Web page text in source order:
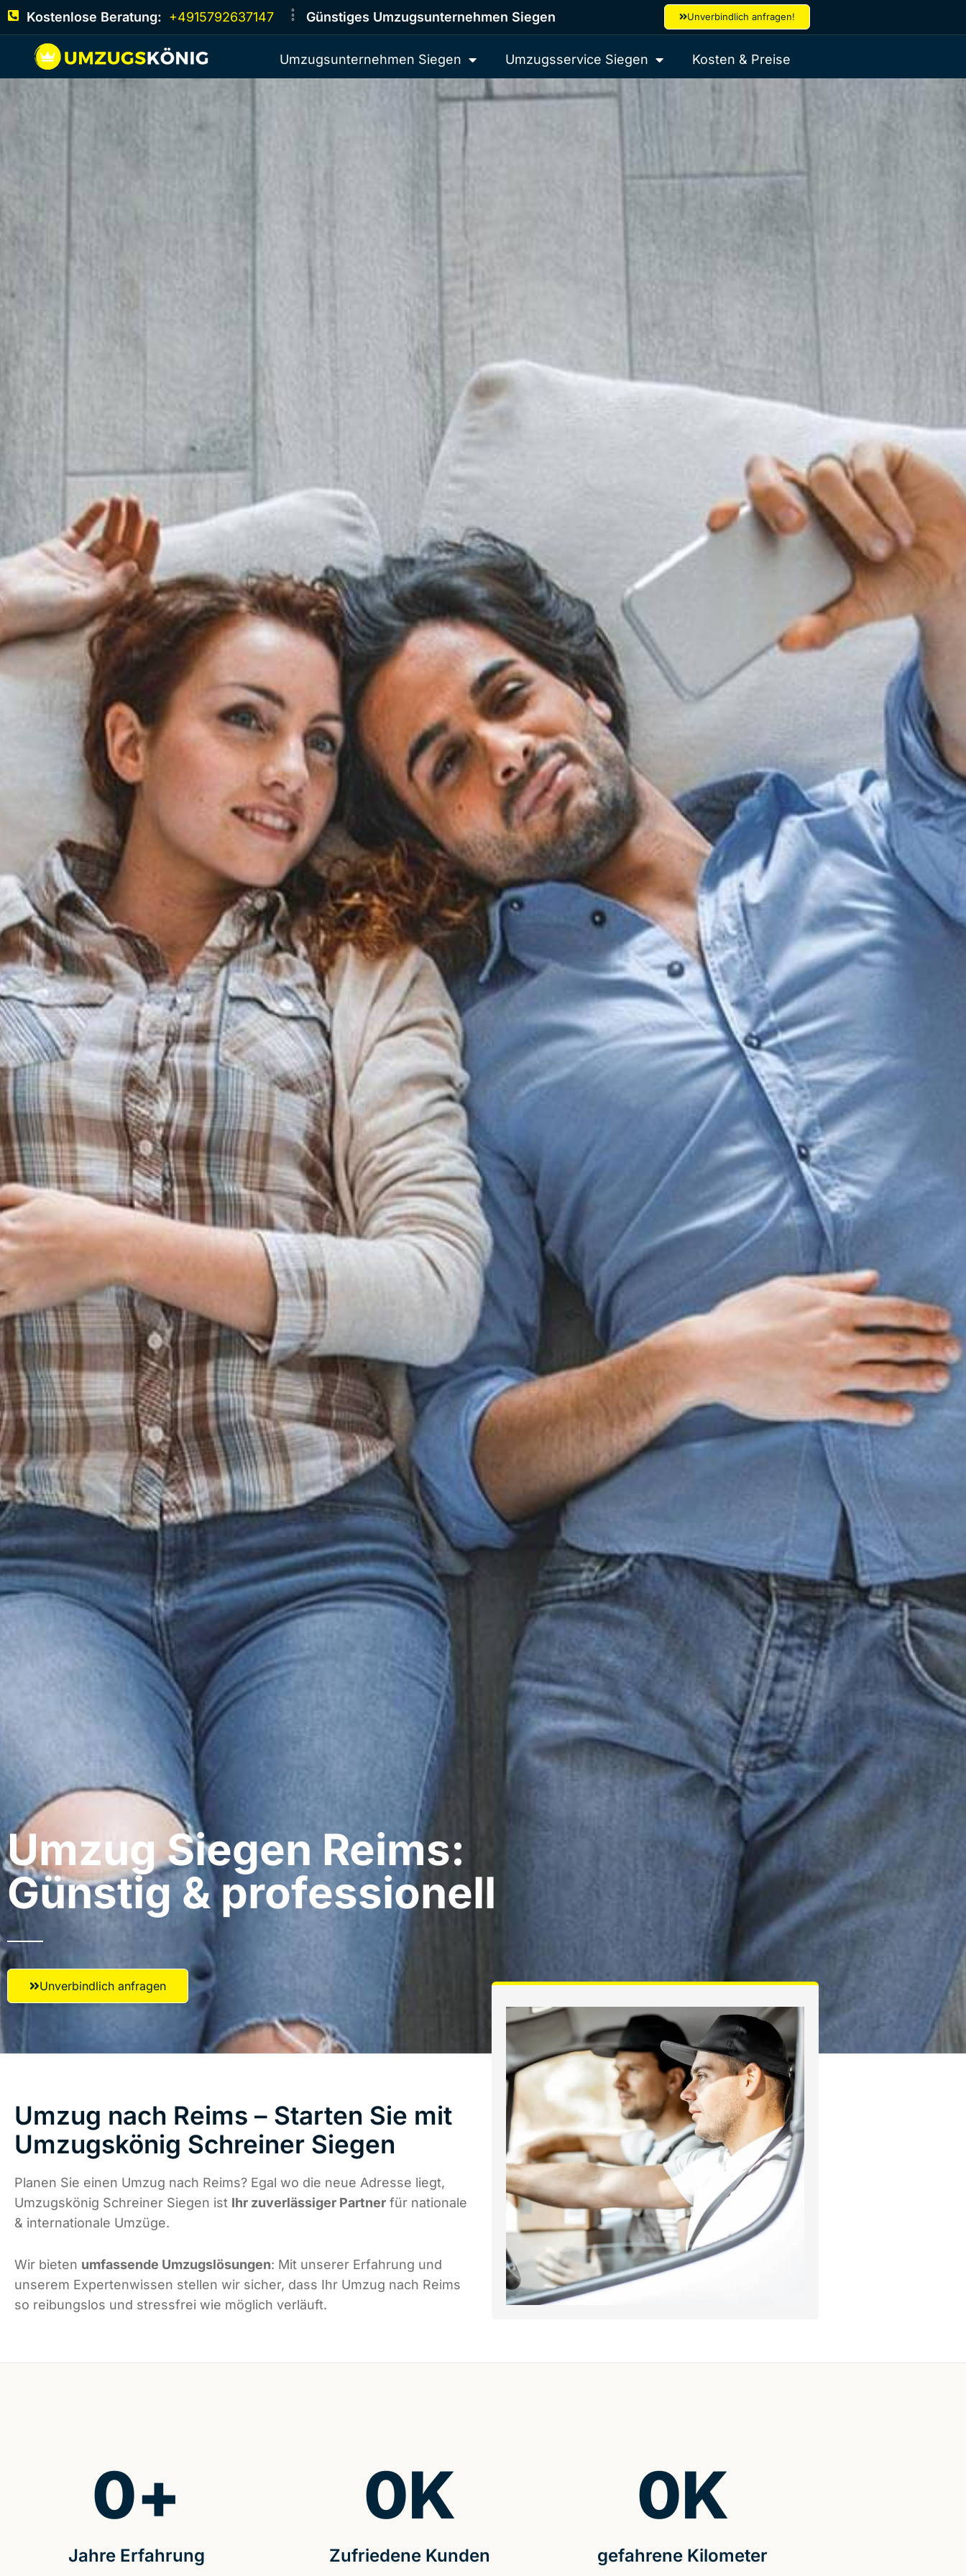
Kostenlose Beratung: +4915792637147 Günstiges Umzugsunternehmen Siegen Unverbindlich anfragen!
Umzugsunternehmen Siegen Umzugsservice Siegen Kosten & Preise
Umzug Siegen​ Reims:
Günstig & professionell​
Unverbindlich anfragen
Umzug nach Reims – Starten Sie mit
Umzugskönig Schreiner Siegen
Planen Sie einen Umzug nach Reims? Egal wo die neue Adresse liegt,
Umzugskönig Schreiner Siegen ist Ihr zuverlässiger Partner für nationale
& internationale Umzüge.
Wir bieten umfassende Umzugslösungen: Mit unserer Erfahrung und
unserem Expertenwissen stellen wir sicher, dass Ihr Umzug nach Reims
so reibungslos und stressfrei wie möglich verläuft.
Jahre Erfahrung
0+
Zufriedene Kunden
0K
gefahrene Kilometer
0K